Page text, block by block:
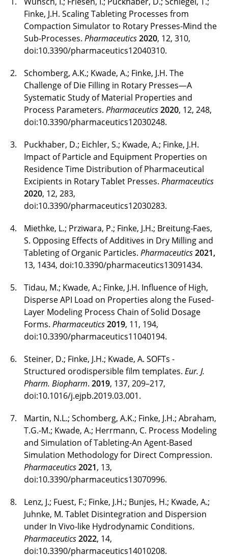
Dr. Nathiya Kalidas
Matteo Kaminski, M. Sc.
Dr.-Ing. Ingo Kampen
Erik Kariger
Rezvan Karimi, M. Sc.
Kriss-Kevin Kasten, M. Sc.
Dr. Miriam Khodeir
Fabisch Kilonzi, M. Sc.
Ben Kohlhaas, Apotheker
Michael Krist, M. Sc.
Jan-Michael Kröhnke
Nane Kühn, M. Sc.
Matthias Künne
Isabelle Kuhr, M. Sc.
Sandhya Kumar, M. Sc.
Prof. Dr.-Ing. Arno Kwade
Tobias Lamping, M. Sc.
Johannes Lang, M. Sc.
Frank Guido Lehne, M. Sc.
Thomas Loellhoeffel, M. Sc.
Imane Marri, M. Sc.
Dr.-Ing. Viktor Maurer
Finke, J.H. Scaling Tableting Processes from
Compaction Simulator to Rotary Presses-Mind the
Sub-Processes. Pharmaceutics2020, 12, 310,
doi:10.3390/pharmaceutics12040310.
Schomberg, A.K.; Kwade, A.; Finke, J.H. The
Challenge of Die Filling in Rotary Presses—A
Systematic Study of Material Properties and
Process Parameters. Pharmaceutics2020, 12, 248,
doi:10.3390/pharmaceutics12030248.
Puckhaber, D.; Eichler, S.; Kwade, A.; Finke, J.H.
Impact of Particle and Equipment Properties on
Residence Time Distribution of Pharmaceutical
Excipients in Rotary Tablet Presses. Pharmaceutics
2020, 12, 283,
doi:10.3390/pharmaceutics12030283.
Miethke, L.; Prziwara, P.; Finke, J.H.; Breitung-Faes,
S. Opposing Effects of Additives in Dry Milling and
Tableting of Organic Particles. Pharmaceutics2021,
13, 1434, doi:10.3390/pharmaceutics13091434.
Tidau, M.; Kwade, A.; Finke, J.H. Influence of High,
Disperse API Load on Properties along the Fused-
Layer Modeling Process Chain of Solid Dosage
Forms. Pharmaceutics2019, 11, 194,
doi:10.3390/pharmaceutics11040194.
Steiner, D.; Finke, J.H.; Kwade, A. SOFTs -
Structured orodispersible film templates. Eur. J.
Pharm. Biopharm. 2019, 137, 209–217,
doi:10.1016/j.ejpb.2019.03.001.
Martin, N.L.; Schomberg, A.K.; Finke, J.H.; Abraham,
T.G.-M.; Kwade, A.; Herrmann, C. Process Modeling
and Simulation of Tableting-An Agent-Based
Simulation Methodology for Direct Compression.
Pharmaceutics2021, 13,
doi:10.3390/pharmaceutics13070996.
Lenz, J.; Fuest, F.; Finke, J.H.; Bunjes, H.; Kwade, A.;
Juhnke, M. Tablet Disintegration and Dispersion
under In Vivo-like Hydrodynamic Conditions.
Pharmaceutics2022, 14,
doi:10.3390/pharmaceutics14010208.